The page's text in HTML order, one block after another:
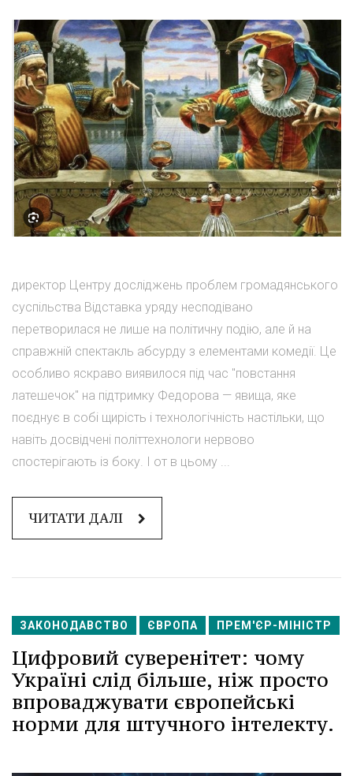
директор Центру досліджень проблем громадянського
суспільства Відставка уряду несподівано
перетворилася не лише на політичну подію, але й на
справжній спектакль абсурду з елементами комедії. Це
особливо яскраво виявилося під час "повстання
латешечок" на підтримку Федорова — явища, яке
поєднує в собі щирість і технологічність настільки, що
навіть досвідчені політтехнологи нервово
спостерігають із боку. І от в цьому ...
ЧИТАТИ ДАЛІ
ЗАКОНОДАВСТВО ЄВРОПА ПРЕМ'ЄР-МІНІСТР
Цифровий суверенітет: чому
Україні слід більше, ніж просто
впроваджувати європейські
норми для штучного інтелекту.